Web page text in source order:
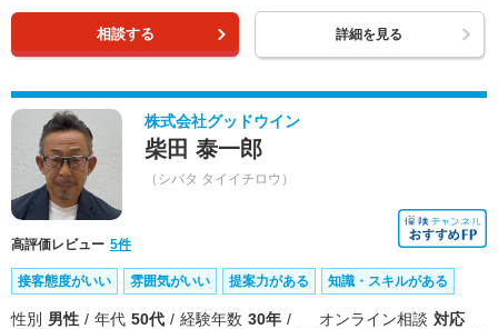
相談する 詳細を見る
株式会社グッドウイン
柴田 泰一郎
（シバタ タイイチロウ）
高評価レビュー 5件
接客態度がいい 雰囲気がいい 提案力がある 知識・スキルがある
性別 男性 年代 50代 経験年数 30年 オンライン相談 対応